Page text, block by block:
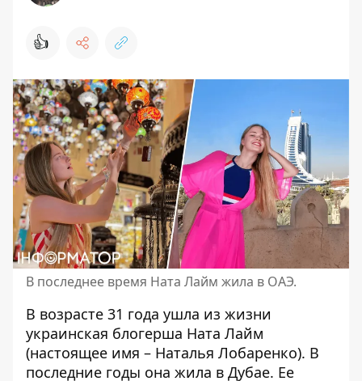
👍
В последнее время Ната Лайм жила в ОАЭ.
В возрасте 31 года ушла из жизни
украинская блогерша Ната Лайм
(настоящее имя – Наталья Лобаренко). В
последние годы она жила в Дубае. Ее